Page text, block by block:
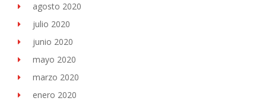
agosto 2020
julio 2020
junio 2020
mayo 2020
marzo 2020
enero 2020